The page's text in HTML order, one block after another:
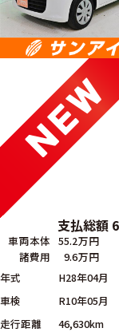
支払総額
車両本体 55.2万円
諸費用
9.6万円
年式
H28年04月
車検
R10年05月
走行距離
46,630km